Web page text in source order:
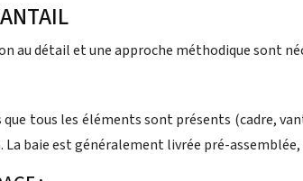
au détail et une approche méthodique sont
tous les éléments sont présents (cadre,
baie est généralement livrée pré-